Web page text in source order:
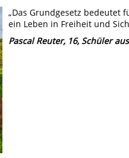
„Das Grundgesetz bedeutet
ein Leben in Freiheit und
Pascal Reuter, 16, Schüler